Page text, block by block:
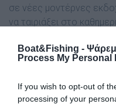
Boat&Fishing -
Process My Personal
If you wish to opt-out of
processing of your
σε νέες μοντέρνες
να ταιριάξει στο
Επιλέξτε μεταξύ
συνδυασμών
Η ανοιχτόχρωμη
ατσάλι του Suunto D4i